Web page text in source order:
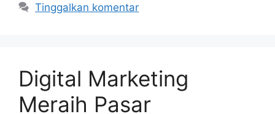
Tinggalkan komentar
Digital Marketing
Meraih Pasar